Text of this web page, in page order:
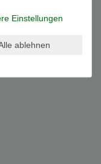
Einstellungen
ablehnen